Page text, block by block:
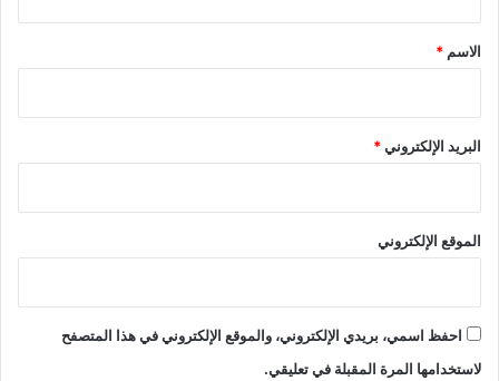
ا
د
ي
خ
ف
ض
د
ل
ا
ت
*
الاسم *
البريد الإلكتروني*
الموقع الإلكتروني
احفظ اسمي، بريدي الإلكتروني، والموقع الإلكتروني في هذا المتصفح
لاستخدامها المرة المقبلة في تعليقي.